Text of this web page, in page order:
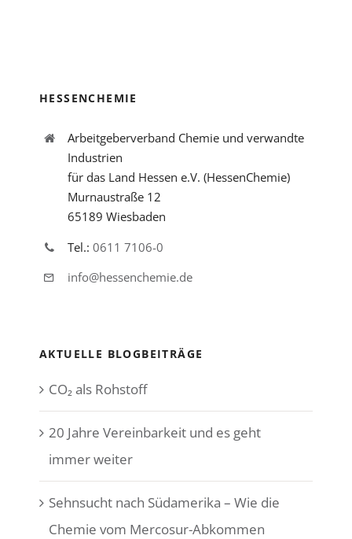
HESSENCHEMIE
Arbeitgeberverband Chemie und verwandte
Industrien
für das Land Hessen e.V. (HessenChemie)
Murnaustraße 12
65189 Wiesbaden
Tel.: 0611 7106-0
info@hessenchemie.de
AKTUELLE BLOGBEITRÄGE
CO₂ als Rohstoff
20 Jahre Vereinbarkeit und es geht
immer weiter
Sehnsucht nach Südamerika – Wie die
Chemie vom Mercosur-Abkommen